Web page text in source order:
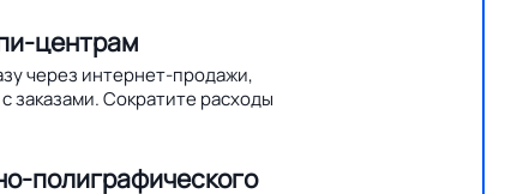
центрам
через интернет-продажи,
заказами. Сократите расходы
полиграфического